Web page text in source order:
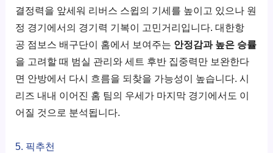
결정력을 앞세워 리버스 스윕의 기세를 높이고 있으나 원
정 경기에서의 경기력 기복이 고민거리입니다. 대한항
공 점보스 배구단이 홈에서 보여주는 안정감과 높은 승률
을 고려할 때 범실 관리와 세트 후반 집중력만 보완한다
면 안방에서 다시 흐름을 되찾을 가능성이 높습니다. 시
리즈 내내 이어진 홈 팀의 우세가 마지막 경기에서도 이
어질 것으로 분석됩니다.
5. 픽추천